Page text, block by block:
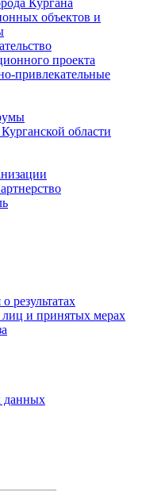
объектов и
проекта
привлекательные
области
результатах
и принятых мерах
данных